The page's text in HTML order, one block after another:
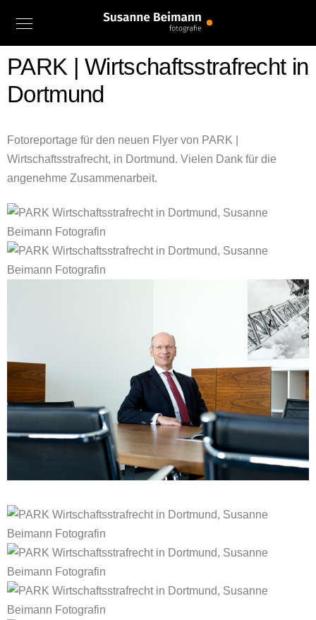
PARK | Wirtschaftsstrafrecht in
Dortmund
Fotoreportage für den neuen Flyer von PARK |
Wirtschaftsstrafrecht, in Dortmund. Vielen Dank für die
angenehme Zusammenarbeit.